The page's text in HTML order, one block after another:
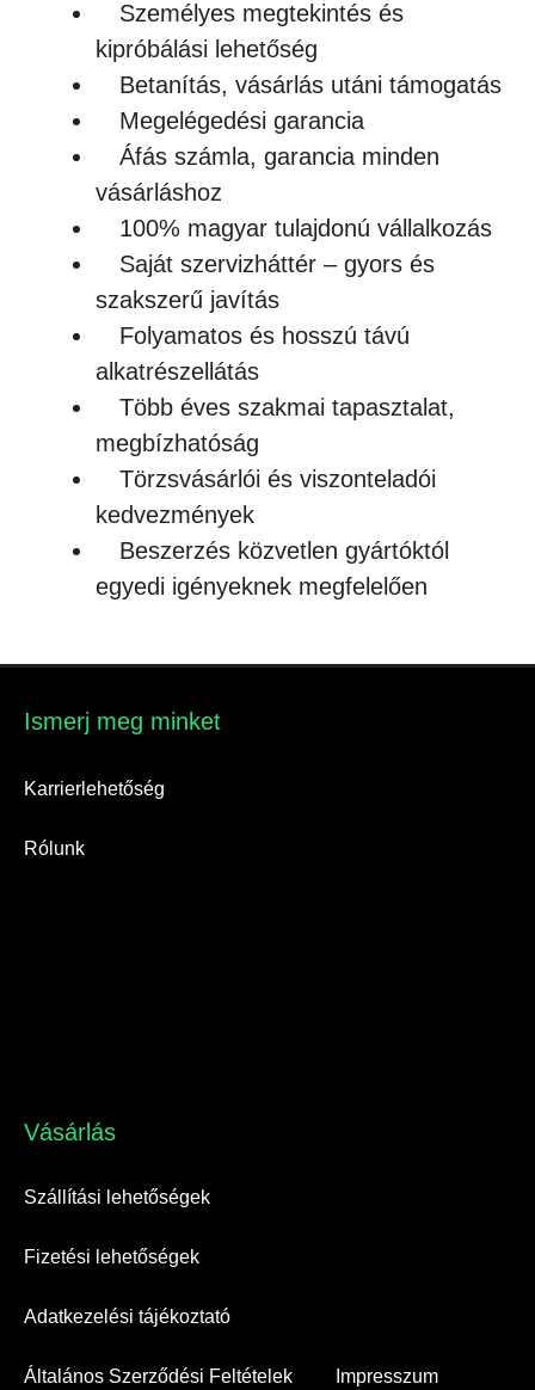
Személyes megtekintés és
kipróbálási lehetőség
Betanítás, vásárlás utáni támogatás
Megelégedési garancia
Áfás számla, garancia minden
vásárláshoz
100% magyar tulajdonú vállalkozás
Saját szervizháttér – gyors és
szakszerű javítás
Folyamatos és hosszú távú
alkatrészellátás
Több éves szakmai tapasztalat,
megbízhatóság
Törzsvásárlói és viszonteladói
kedvezmények
Beszerzés közvetlen gyártóktól
egyedi igényeknek megfelelően
Ismerj meg minket​
Karrierlehetőség
Rólunk
Vásárlás​
Szállítási lehetőségek
Fizetési lehetőségek
Adatkezelési tájékoztató
Általános Szerződési Feltételek Impresszum